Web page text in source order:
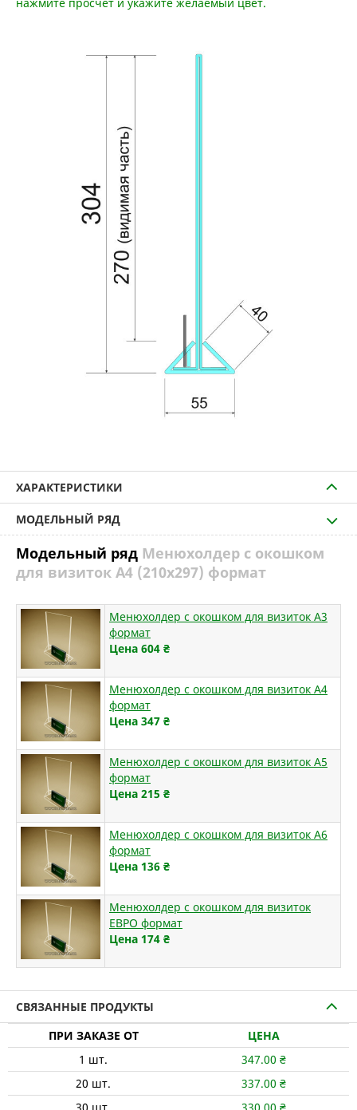
ХАРАКТЕРИСТИКИ
МОДЕЛЬНЫЙ РЯД
Модельный ряд Менюхолдер с окошком
для визиток А4 (210х297) формат
Менюхолдер с окошком для визиток А3
формат
Цена 604 ₴
Менюхолдер с окошком для визиток А4
формат
Цена 347 ₴
Менюхолдер с окошком для визиток А5
формат
Цена 215 ₴
Менюхолдер с окошком для визиток А6
формат
Цена 136 ₴
Менюхолдер с окошком для визиток
ЕВРО формат
Цена 174 ₴
СВЯЗАННЫЕ ПРОДУКТЫ
ПРИ ЗАКАЗЕ ОТ
ЦЕНА
1 шт. 347.00 ₴
20 шт. 337.00 ₴
30 шт. 330.00 ₴